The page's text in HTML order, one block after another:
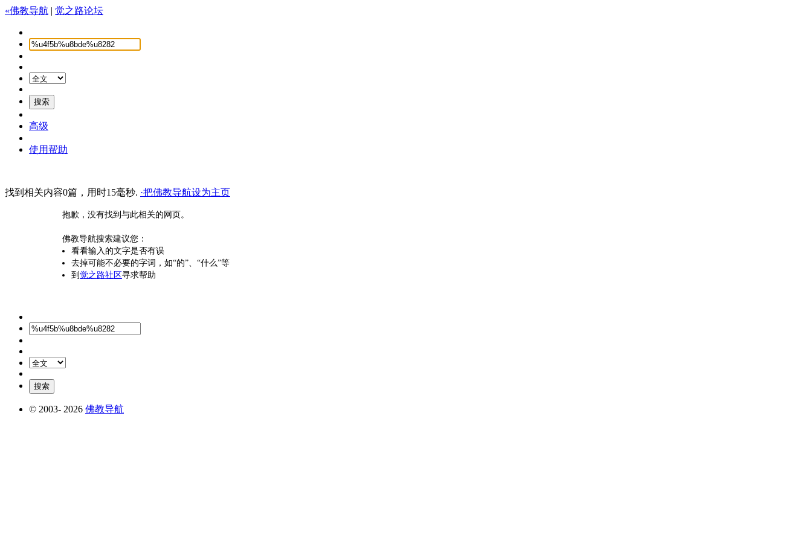
«佛教导航 | 觉之路论坛
高级
使用帮助
找到相关内容0篇，用时15毫秒. ·把佛教导航设为主页
抱歉，没有找到与此相关的网页。
佛教导航搜索建议您：
看看输入的文字是否有误
去掉可能不必要的字词，如“的”、“什么”等
到 觉之路社区寻求帮助
© 2003- 2026 佛教导航